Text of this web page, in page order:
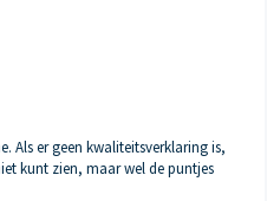
Als er geen kwaliteitsverklaring is,
kunt zien, maar wel de puntjes